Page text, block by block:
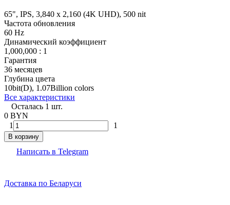
65", IPS, 3,840 x 2,160 (4K UHD), 500 nit
Частота обновления
60 Hz
Динамический коэффициент
1,000,000 : 1
Гарантия
36 месяцев
Глубина цвета
10bit(D), 1.07Billion colors
Все характеристики
Осталась 1 шт.
0 BYN
1
1
В корзину
Написать в Telegram
Доставка по Беларуси